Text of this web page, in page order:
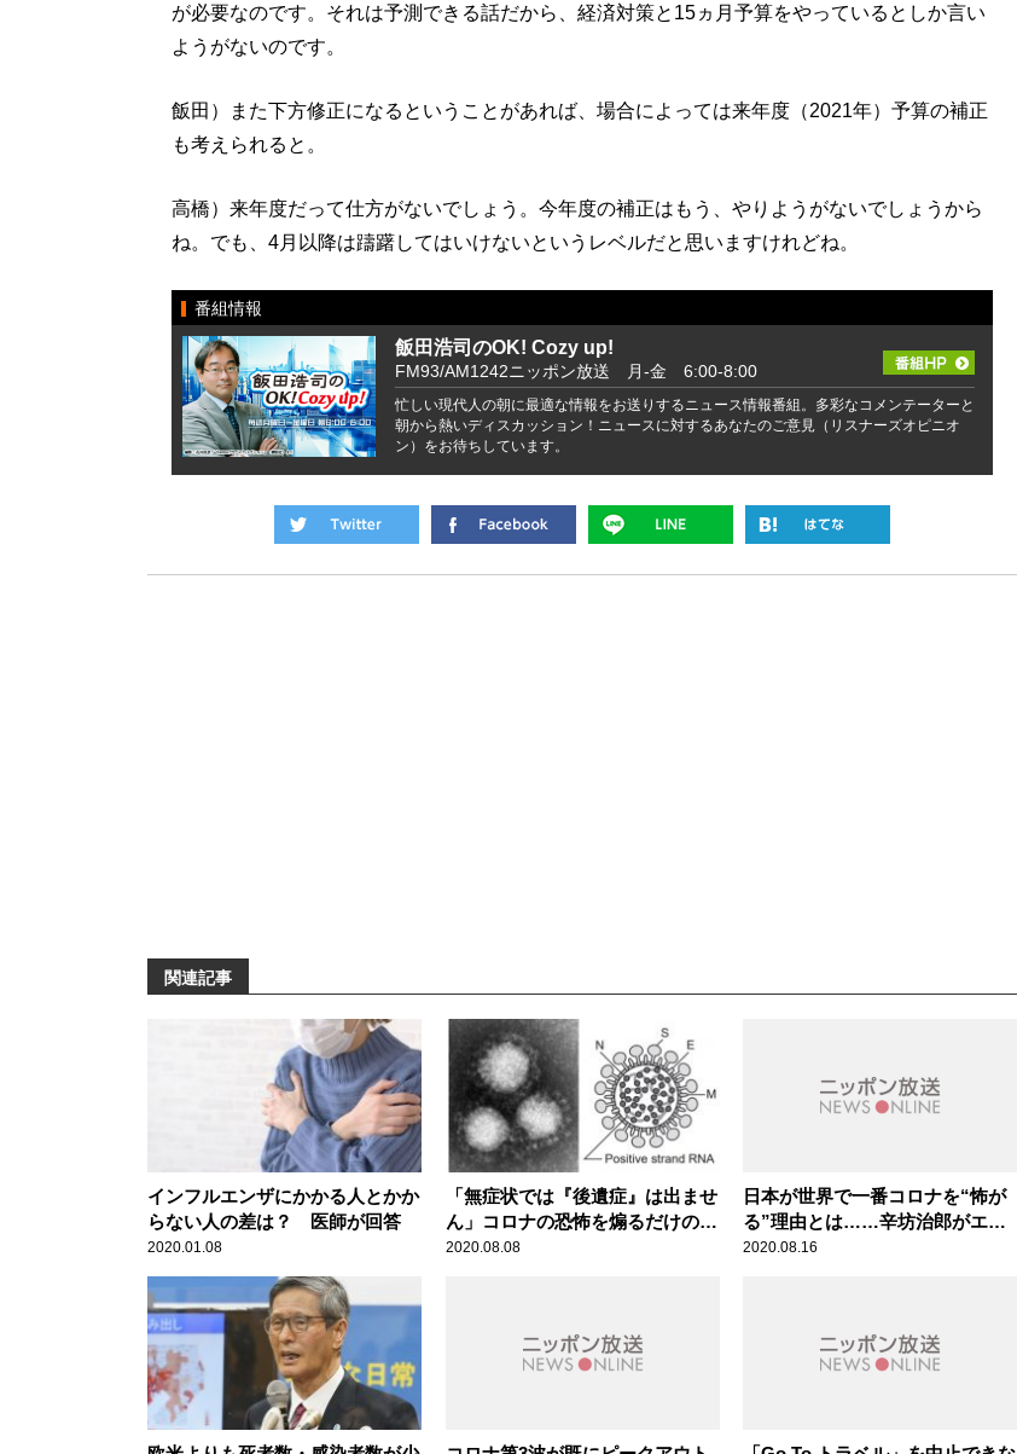
が必要なのです。それは予測できる話だから、経済対策と15ヵ月予算をやっているとしか言い
ようがないのです。
飯田）また下方修正になるということがあれば、場合によっては来年度（2021年）予算の補正
も考えられると。
高橋）来年度だって仕方がないでしょう。今年度の補正はもう、やりようがないでしょうから
ね。でも、4月以降は躊躇してはいけないというレベルだと思いますけれどね。
番組情報
飯田浩司のOK! Cozy up!
FM93/AM1242ニッポン放送 月-金 6:00-8:00
忙しい現代人の朝に最適な情報をお送りするニュース情報番組。多彩なコメンテーターと
朝から熱いディスカッション！ニュースに対するあなたのご意見（リスナーズオピニオ
ン）をお待ちしています。
関連記事
インフルエンザにかかる人とかか
らない人の差は？ 医師が回答
2020.01.08
「無症状では『後遺症』は出ませ
ん」コロナの恐怖を煽るだけの誤
ったメディアの語法に辛坊治郎が
2020.08.08
日本が世界で一番コロナを“怖が
る”理由とは……辛坊治郎がエコ
ノミストと対論
2020.08.16